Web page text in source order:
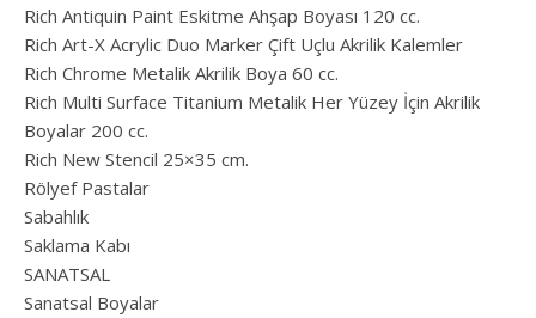
Rich Antiquin Paint Eskitme Ahşap Boyası 120 cc.
Rich Art-X Acrylic Duo Marker Çift Uçlu Akrilik Kalemler
Rich Chrome Metalik Akrilik Boya 60 cc.
Rich Multi Surface Titanium Metalik Her Yüzey İçin Akrilik
Boyalar 200 cc.
Rich New Stencil 25×35 cm.
Rölyef Pastalar
Sabahlık
Saklama Kabı
SANATSAL
Sanatsal Boyalar